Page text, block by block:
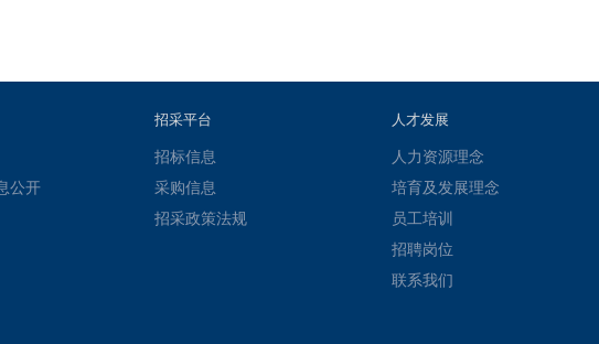
公开
招采平台
招标信息
采购信息
招采政策法规
人才发展
人力资源理念
培育及发展理念
员工培训
招聘岗位
联系我们